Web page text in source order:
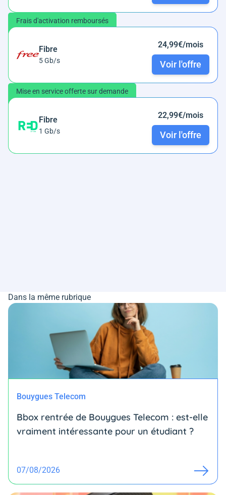
Frais d'activation remboursés
Fibre
5 Gb/s
24,99€/mois
Voir l'offre
Mise en service offerte sur demande
Fibre
1 Gb/s
22,99€/mois
Voir l'offre
Dans la même rubrique
Bouygues Telecom
Bbox rentrée de Bouygues Telecom : est-elle
vraiment intéressante pour un étudiant ?
07/08/2026